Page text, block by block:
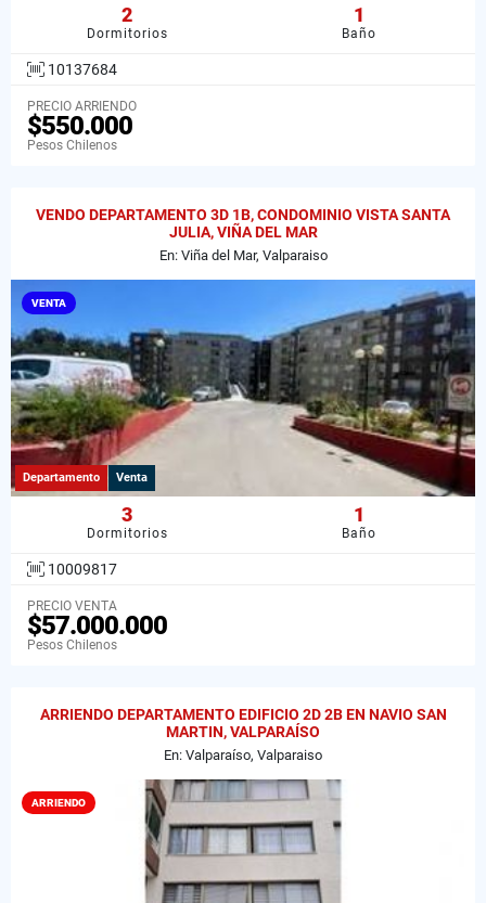
2
Dormitorios
1
Baño
10137684
PRECIO ARRIENDO
$550.000
Pesos Chilenos
VENDO DEPARTAMENTO 3D 1B, CONDOMINIO VISTA SANTA
JULIA, VIÑA DEL MAR
En: Viña del Mar, Valparaiso
VENTA
Departamento Venta
3
Dormitorios
1
Baño
10009817
PRECIO VENTA
$57.000.000
Pesos Chilenos
ARRIENDO DEPARTAMENTO EDIFICIO 2D 2B EN NAVIO SAN
MARTIN, VALPARAÍSO
En: Valparaíso, Valparaiso
ARRIENDO